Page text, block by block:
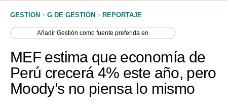
GESTION > G DE GESTION > REPORTAJE
AñadirGestión como fuente preferida en
MEF estima que economía de
Perú crecerá 4% este año, pero
Moody’s no piensa lo mismo